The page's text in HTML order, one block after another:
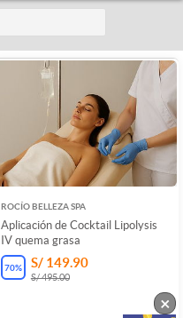
ROCÍO BELLEZA SPA
Aplicación de Cocktail Lipolysis
IV quema grasa
70% S/ 149.90
S/ 495.00
×